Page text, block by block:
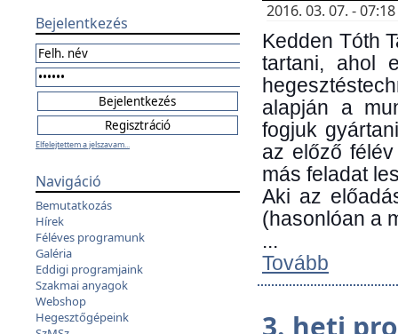
Bejelentkezés
Elfelejtettem a jelszavam...
Navigáció
Bemutatkozás
Hírek
Féléves programunk
Galéria
Eddigi programjaink
Szakmai anyagok
Webshop
Hegesztőgépeink
2016. 03. 07. -
Kedden Tóth
tartani, ahol
alapján a
fogjuk
az előző
más feladat
Aki az
(hasonlóan a
...
Tovább
3. heti